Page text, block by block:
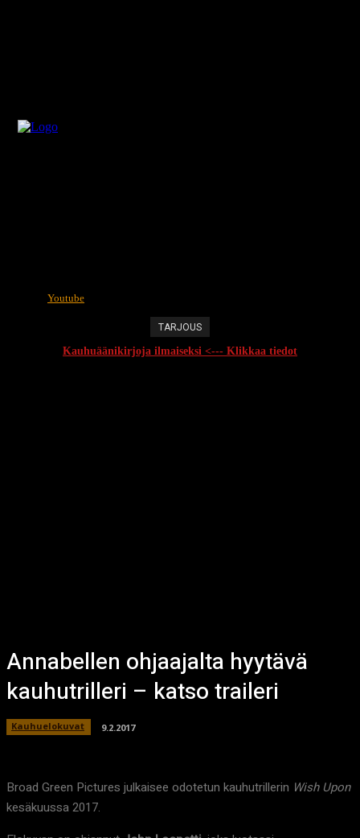
Youtube
TARJOUS
Kauhuäänikirjoja ilmaiseksi <--- Klikkaa tiedot
Annabellen ohjaajalta hyytävä
kauhutrilleri – katso traileri
Kauhuelokuvat 9.2.2017
Broad Green Pictures julkaisee odotetun kauhutrillerin Wish Upon
kesäkuussa 2017.